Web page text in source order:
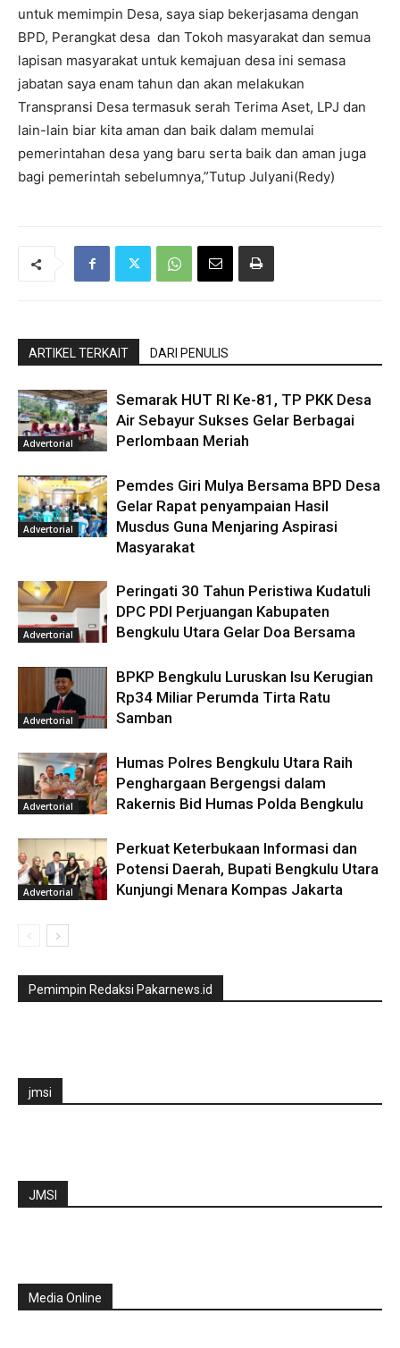
untuk memimpin Desa, saya siap bekerjasama dengan
BPD, Perangkat desa dan Tokoh masyarakat dan semua
lapisan masyarakat untuk kemajuan desa ini semasa
jabatan saya enam tahun dan akan melakukan
Transpransi Desa termasuk serah Terima Aset, LPJ dan
lain-lain biar kita aman dan baik dalam memulai
pemerintahan desa yang baru serta baik dan aman juga
bagi pemerintah sebelumnya,”Tutup Julyani(Redy)
ARTIKEL TERKAIT DARI PENULIS
Advertorial
Semarak HUT RI Ke-81, TP PKK Desa
Air Sebayur Sukses Gelar Berbagai
Perlombaan Meriah
Advertorial
Pemdes Giri Mulya Bersama BPD Desa
Gelar Rapat penyampaian Hasil
Musdus Guna Menjaring Aspirasi
Masyarakat
Advertorial
Peringati 30 Tahun Peristiwa Kudatuli
DPC PDI Perjuangan Kabupaten
Bengkulu Utara Gelar Doa Bersama
Advertorial
BPKP Bengkulu Luruskan Isu Kerugian
Rp34 Miliar Perumda Tirta Ratu
Samban
Advertorial
Humas Polres Bengkulu Utara Raih
Penghargaan Bergengsi dalam
Rakernis Bid Humas Polda Bengkulu
Advertorial
Perkuat Keterbukaan Informasi dan
Potensi Daerah, Bupati Bengkulu Utara
Kunjungi Menara Kompas Jakarta
Pemimpin Redaksi Pakarnews.id
jmsi
JMSI
Media Online